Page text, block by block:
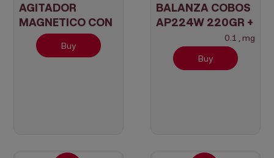
AGITADOR
MAGNETICO CON
CALEFACCION
HASTA 320ºC
Buy
BALANZA COBOS
AP224W 220GR +
0.1 , mg
Buy